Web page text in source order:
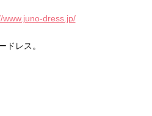
www.juno-dress.jp/
ドレス。